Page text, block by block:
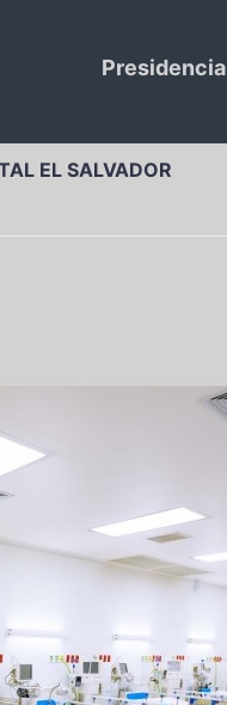
Presidencia
EL SALVADOR